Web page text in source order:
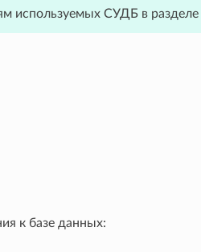
используемых СУДБ в разделе
к базе данных: